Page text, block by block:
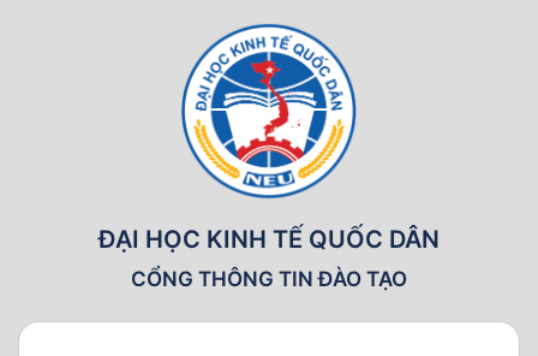
ĐẠI HỌC KINH TẾ QUỐC DÂN
CỔNG THÔNG TIN ĐÀO TẠO